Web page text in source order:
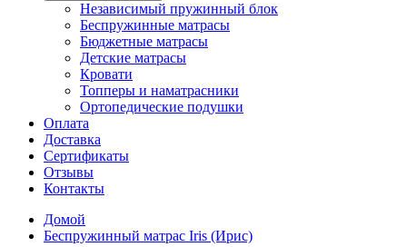
Независимый пружинный блок
Беспружинные матрасы
Бюджетные матрасы
Детские матрасы
Кровати
Топперы и наматрасники
Ортопедические подушки
Оплата
Доставка
Сертификаты
Отзывы
Контакты
Домой
Беспружинный матрас Iris (Ирис)